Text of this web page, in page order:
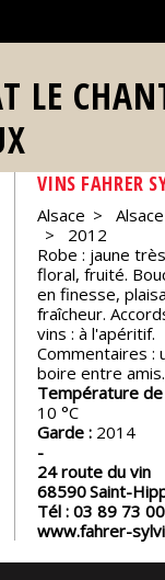
LE
VINS FAHRER
Alsace Alsace
2012
Robe : jaune
floral, fruité.
en finesse,
fraîcheur.
vins : à l'apéritif.
Commentaires :
boire entre amis.
Température
10
Garde : 2014
24 route du vin
68590Saint-
Tél : 03 89 73
www.fahrer-